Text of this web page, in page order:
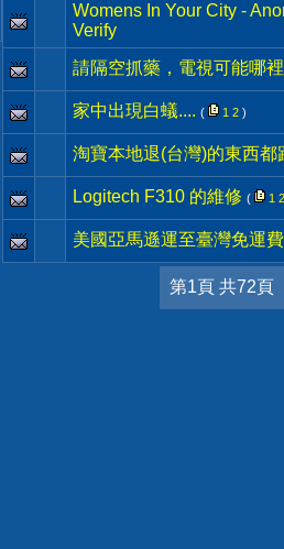
Womens In Your City -
Verify
請隔空抓藥，電視可能哪
家中出現白蟻.... ( 1 2 )
淘寶本地退(台灣)的東西都
Logitech F310 的維修 ( 1 2
美國亞馬遜運至臺灣免運
第1頁 共72頁